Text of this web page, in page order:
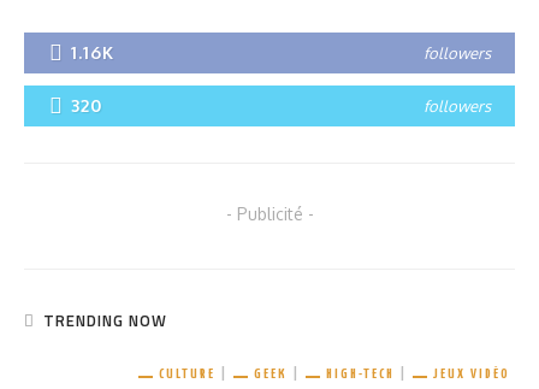
1.16K followers
320 followers
- Publicité -
TRENDING NOW
CULTURE GEEK HIGH-TECH JEUX VIDÉO